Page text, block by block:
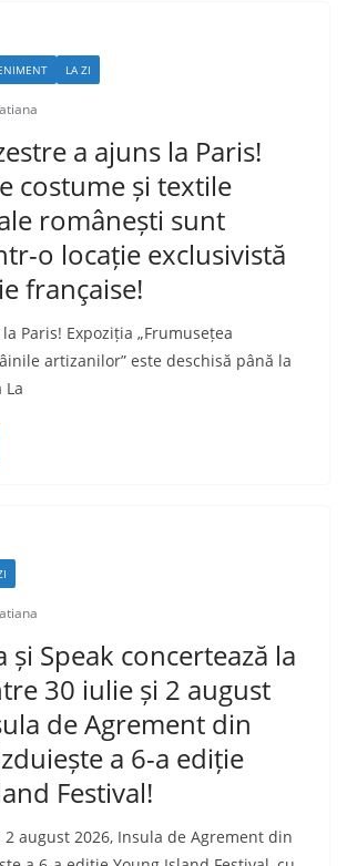
LA ZI
a ajuns la Paris!
costume și textile
românești sunt
o locație exclusivistă
française!
Paris! Expoziția „Frumusețea
artizanilor” este deschisă până la
La
și Speak concertează la
30 iulie și 2 august
de Agrement din
a 6-a ediție
Festival!
august 2026, Insula de Agrement din